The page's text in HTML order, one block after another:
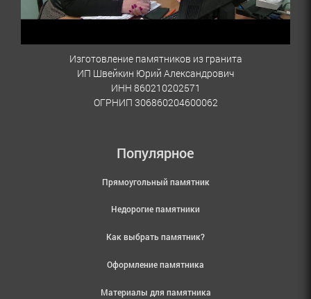
Изготовление памятников из гранита
ИП Швейкин Юрий Александрович
ИНН 860210202571
ОГРНИП 306860204600062
Популярное
Прямоугольный памятник
Недорогие памятники
Как выбрать памятник?
Оформление памятника
Материалы для памятника